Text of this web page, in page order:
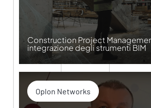
Construction Project
integrazione degli strumenti BIM
Oplon Networks